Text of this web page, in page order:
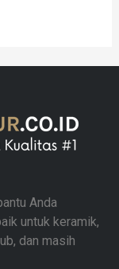
Anda
untuk keramik,
dan masih